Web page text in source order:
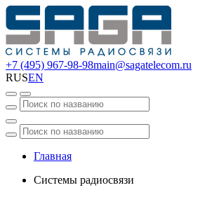
+7 (495) 967-98-98main@sagatelecom.ru
RUSEN
Главная
Системы радиосвязи